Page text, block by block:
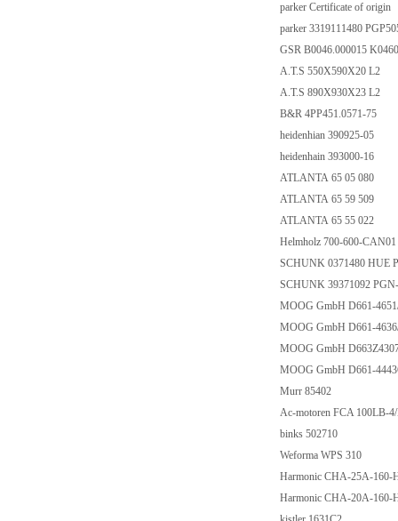
parker Certificate of origin
parker 3319111480
GSR B0046.000015
A.T.S 550X590X20 L2
A.T.S 890X930X23 L2
B&R 4PP451.0571-75
heidenhian 390925-05
heidenhain 393000-16
ATLANTA 65 05 080
ATLANTA 65 59 509
ATLANTA 65 55 022
Helmholz 700-600-
SCHUNK 0371480 HUE
SCHUNK 39371092
MOOG GmbH D661-
MOOG GmbH D661-
MOOG GmbH
MOOG GmbH D661-
Murr 85402
Ac-motoren FCA 100LB-
binks 502710
Weforma WPS 310
Harmonic CHA-25A-
Harmonic CHA-20A-